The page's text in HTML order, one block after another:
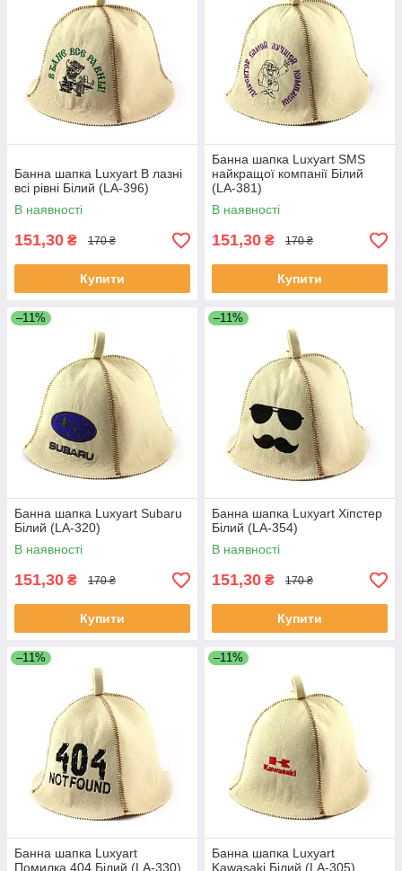
Банна шапка Luxyart В лазні
всі рівні Білий (LA-396)
В наявності
151,30 ₴ 170 ₴
Купити
Банна шапка Luxyart SMS
найкращої компанії Білий
(LA-381)
В наявності
151,30 ₴ 170 ₴
Купити
–11%
Банна шапка Luxyart Subaru
Білий (LA-320)
В наявності
151,30 ₴ 170 ₴
Купити
–11%
Банна шапка Luxyart Хіпстер
Білий (LA-354)
В наявності
151,30 ₴ 170 ₴
Купити
–11%
Банна шапка Luxyart
Помилка 404 Білий (LA-330)
–11%
Банна шапка Luxyart
Kawasaki Білий (LA-305)